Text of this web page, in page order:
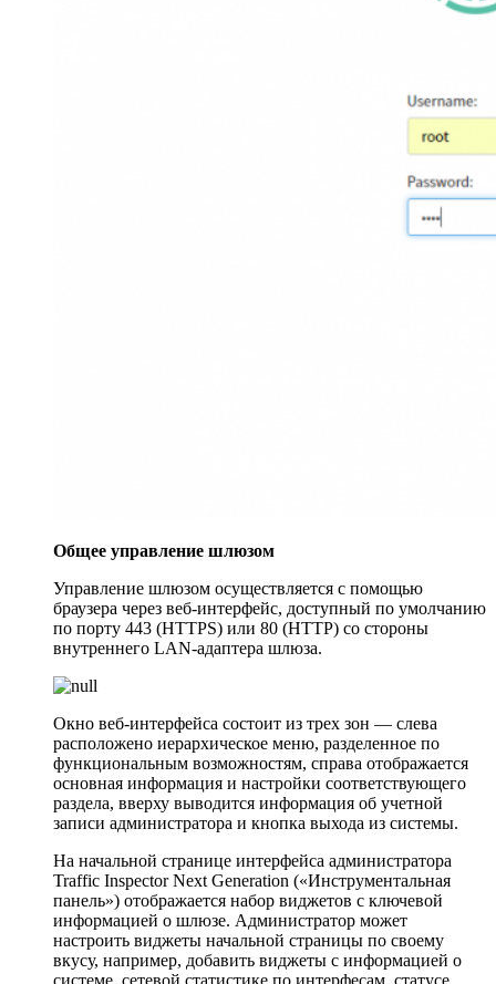
Общее управление шлюзом
Управление шлюзом осуществляется c помощью
браузера через веб-интерфейс, доступный по умолчанию
по порту 443 (HTTPS) или 80 (HTTP) со стороны
внутреннего LAN-адаптера шлюза.
Окно веб-интерфейса состоит из трех зон — слева
расположено иерархическое меню, разделенное по
функциональным возможностям, справа отображается
основная информация и настройки соответствующего
раздела, вверху выводится информация об учетной
записи администратора и кнопка выхода из системы.
На начальной странице интерфейса администратора
Traffic Inspector Next Generation («Инструментальная
панель») отображается набор виджетов с ключевой
информацией о шлюзе. Администратор может
настроить виджеты начальной страницы по своему
вкусу, например, добавить виджеты с информацией о
системе, сетевой статистике по интерфесам, статусе